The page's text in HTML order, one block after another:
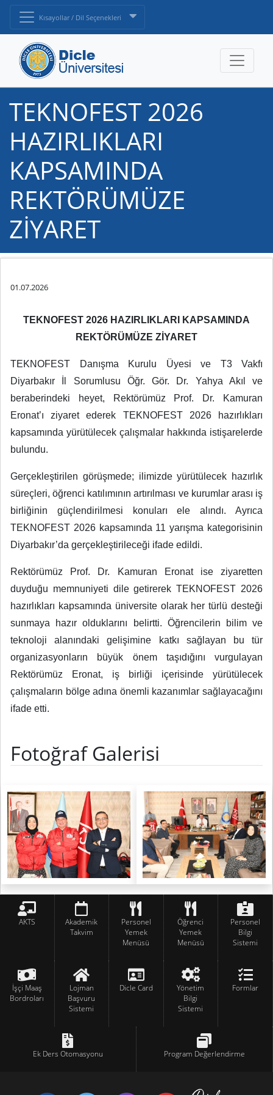
Kısayollar / Dil Seçenekleri
TEKNOFEST 2026
HAZIRLIKLARI
KAPSAMINDA
REKTÖRÜMÜZE
ZİYARET
01.07.2026
TEKNOFEST 2026 HAZIRLIKLARI KAPSAMINDA
REKTÖRÜMÜZE ZİYARET
TEKNOFEST Danışma Kurulu Üyesi ve T3 Vakfı
Diyarbakır İl Sorumlusu Öğr. Gör. Dr. Yahya Akıl ve
beraberindeki heyet, Rektörümüz Prof. Dr. Kamuran
Eronat’ı ziyaret ederek TEKNOFEST 2026 hazırlıkları
kapsamında yürütülecek çalışmalar hakkında istişarelerde
bulundu.
Gerçekleştirilen görüşmede; ilimizde yürütülecek hazırlık
süreçleri, öğrenci katılımının artırılması ve kurumlar arası iş
birliğinin güçlendirilmesi konuları ele alındı. Ayrıca
TEKNOFEST 2026 kapsamında 11 yarışma kategorisinin
Diyarbakır’da gerçekleştirileceği ifade edildi.
Rektörümüz Prof. Dr. Kamuran Eronat ise ziyaretten
duyduğu memnuniyeti dile getirerek TEKNOFEST 2026
hazırlıkları kapsamında üniversite olarak her türlü desteği
sunmaya hazır olduklarını belirtti. Öğrencilerin bilim ve
teknoloji alanındaki gelişimine katkı sağlayan bu tür
organizasyonların büyük önem taşıdığını vurgulayan
Rektörümüz Eronat, iş birliği içerisinde yürütülecek
çalışmaların bölge adına önemli kazanımlar sağlayacağını
ifade etti.
Fotoğraf Galerisi
AKTS
Akademik
Takvim
Personel
Yemek
Menüsü
Öğrenci
Yemek
Menüsü
Personel
Bilgi
Sistemi
İşçi Maaş
Bordroları
Lojman
Başvuru
Sistemi
Dicle Card
Yönetim
Bilgi
Sistemi
Formlar
Ek Ders Otomasyonu Program Değerlendirme